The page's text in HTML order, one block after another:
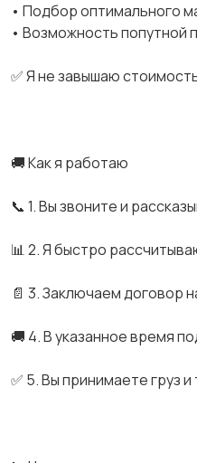
• Подбор оптимального
• Возможность попутной
✅ Я не завышаю
🚚 Как я работаю
📞 1. Вы звоните и
📊 2. Я быстро
📄 3. Заключаем договор
🚚 4. В указанное время
✅ 5. Вы принимаете груз